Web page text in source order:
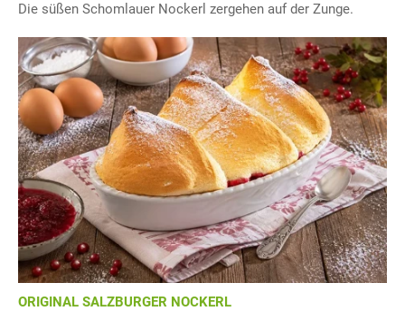
Die süßen Schomlauer Nockerl zergehen auf der Zunge.
ORIGINAL SALZBURGER NOCKERL